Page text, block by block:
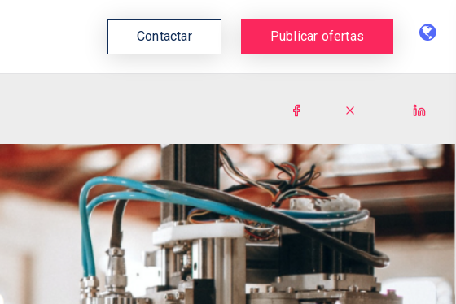
Contactar Publicar ofertas